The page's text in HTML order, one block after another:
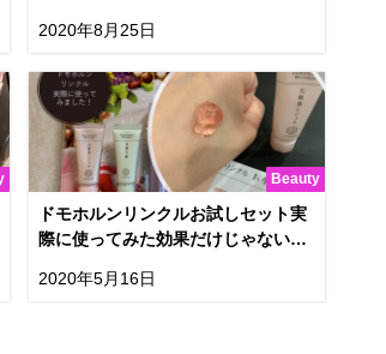
2020年8月25日
Beauty
ドモホルンリンクルお試しセット実
際に使ってみた効果だけじゃないメ
2020年5月16日